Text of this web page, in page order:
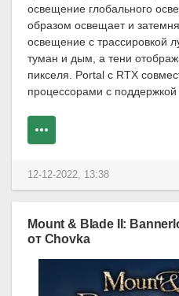
освещение глобального
образом освещает и
освещение с трассировкой
туман и дым, а тени
пикселя. Portal с RTX
процессорами с поддержкой
12-12-2022, 13:38
Mount & Blade II:
от Chovka